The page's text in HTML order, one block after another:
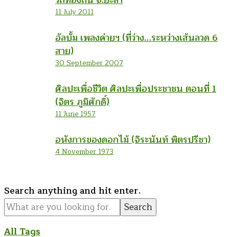
11 July 2011
อัลบั้ม เพลงค่ายฯ (ที่ว่าง…ระหว่างเส้นลวด 6
สาย)
30 September 2007
ศิลปะเพื่อชีวิต ศิลปะเพื่อประชาชน ตอนที่ 1
(จิตร ภูมิศักดิ์)
11 June 1957
อหังการของดอกไม้ (จิระนันท์ พิตรปรีชา)
4 November 1973
Looking
for
Something?
Search anything and hit enter.
All Tags